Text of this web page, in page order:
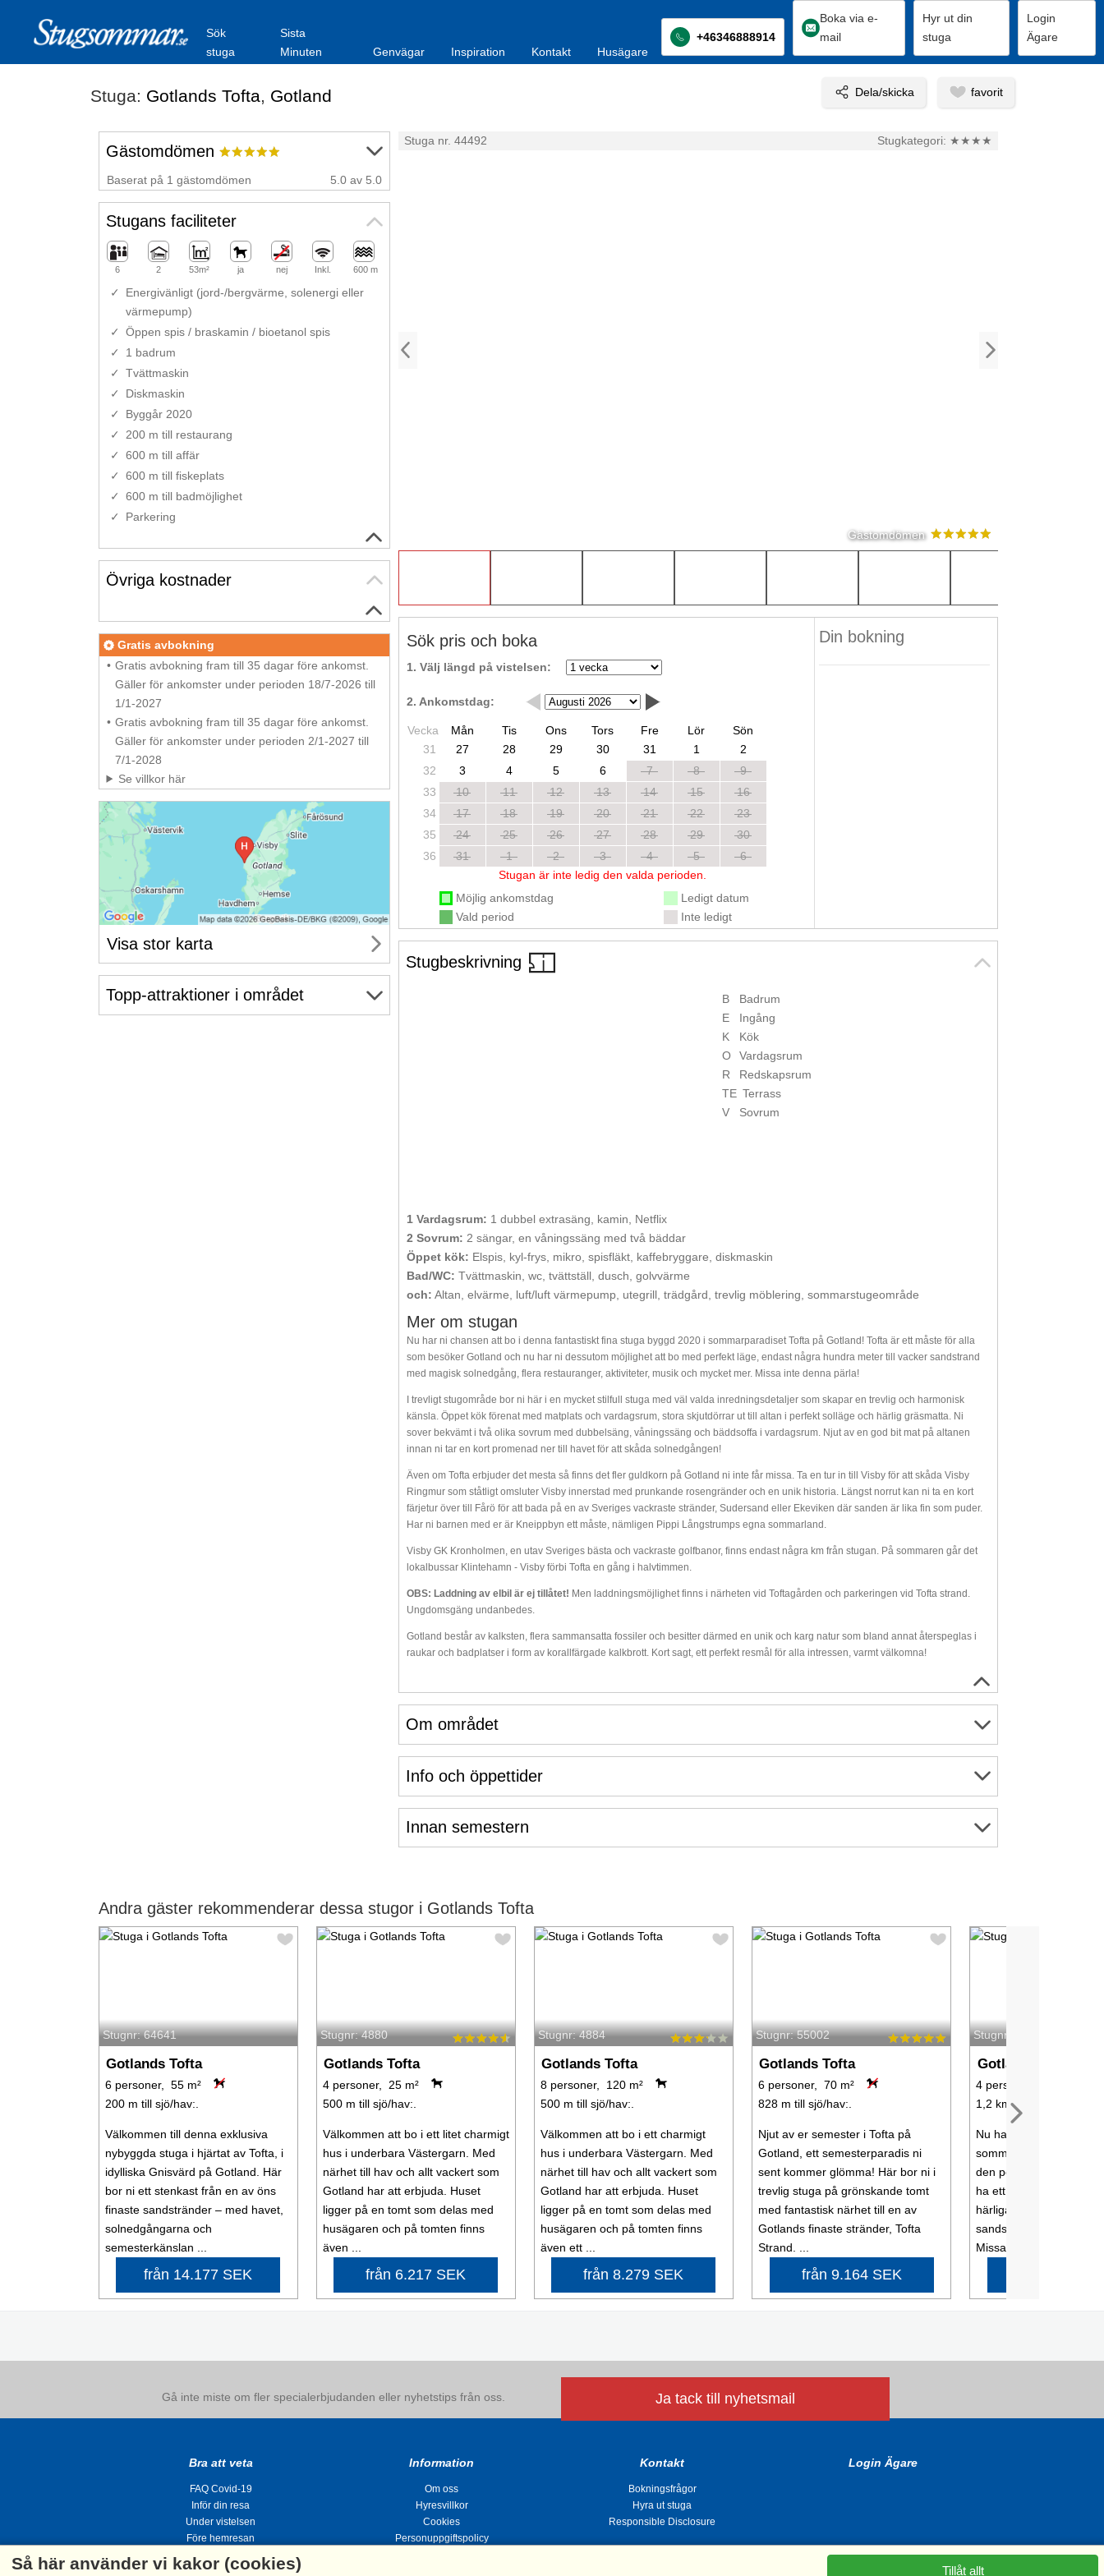
Sök
stuga
Sista
Minuten
Genvägar Inspiration Kontakt Husägare
+46346888914
Boka via e-
mail
Hyr ut din
stuga
Login
Ägare
Stuga: Gotlands Tofta, Gotland
Stuga nr. 44492 Stugkategori: ★★★★
Gästomdömen
Sök pris och boka
1. Välj längd på vistelsen:
2. Ankomstdag:
Vecka Mån Tis Ons Tors Fre Lör
Sön
31
27 28 29 30 31 1
2
32
3 4 5 6 7 8
9
33
10 11 12 13 14 15
16
34
17 18 19 20 21 22
23
35
24 25 26 27 28 29
30
36
31 1 2 3 4 5
6
Stugan är inte ledig den valda perioden.
Möjlig ankomstdag
Vald period
Ledigt datum
Inte ledigt
Din bokning
Stugbeskrivning
B
Badrum
E
Ingång
K
Kök
O
Vardagsrum
R
Redskapsrum
TE Terrass
V
Sovrum
1 Vardagsrum: 1 dubbel extrasäng, kamin, Netflix
2 Sovrum: 2 sängar, en våningssäng med två bäddar
Öppet kök: Elspis, kyl-frys, mikro, spisfläkt, kaffebryggare, diskmaskin
Bad/WC: Tvättmaskin, wc, tvättställ, dusch, golvvärme
och: Altan, elvärme, luft/luft värmepump, utegrill, trädgård, trevlig möblering, sommarstugeområde
Mer om stugan
Nu har ni chansen att bo i denna fantastiskt fina stuga byggd 2020 i sommarparadiset Tofta på Gotland! Tofta är ett måste för alla
som besöker Gotland och nu har ni dessutom möjlighet att bo med perfekt läge, endast några hundra meter till vacker sandstrand
med magisk solnedgång, flera restauranger, aktiviteter, musik och mycket mer. Missa inte denna pärla!
I trevligt stugområde bor ni här i en mycket stilfull stuga med väl valda inredningsdetaljer som skapar en trevlig och harmonisk
känsla. Öppet kök förenat med matplats och vardagsrum, stora skjutdörrar ut till altan i perfekt solläge och härlig gräsmatta. Ni
sover bekvämt i två olika sovrum med dubbelsäng, våningssäng och bäddsoffa i vardagsrum. Njut av en god bit mat på altanen
innan ni tar en kort promenad ner till havet för att skåda solnedgången!
Även om Tofta erbjuder det mesta så finns det fler guldkorn på Gotland ni inte får missa. Ta en tur in till Visby för att skåda Visby
Ringmur som ståtligt omsluter Visby innerstad med prunkande rosengränder och en unik historia. Längst norrut kan ni ta en kort
färjetur över till Fårö för att bada på en av Sveriges vackraste stränder, Sudersand eller Ekeviken där sanden är lika fin som puder.
Har ni barnen med er är Kneippbyn ett måste, nämligen Pippi Långstrumps egna sommarland.
Visby GK Kronholmen, en utav Sveriges bästa och vackraste golfbanor, finns endast några km från stugan. På sommaren går det
lokalbussar Klintehamn - Visby förbi Tofta en gång i halvtimmen.
OBS: Laddning av elbil är ej tillåtet! Men laddningsmöjlighet finns i närheten vid Toftagården och parkeringen vid Tofta strand.
Ungdomsgäng undanbedes.
Gotland består av kalksten, flera sammansatta fossiler och besitter därmed en unik och karg natur som bland annat återspeglas i
raukar och badplatser i form av korallfärgade kalkbrott. Kort sagt, ett perfekt resmål för alla intressen, varmt välkomna!
Om området
Info och öppettider
Innan semestern
Gästomdömen
Baserat på 1 gästomdömen 5.0 av 5.0
Stugans faciliteter
6 2 53m² ja nej Inkl. 600 m
Energivänligt (jord-/bergvärme, solenergi eller
värmepump)
Öppen spis / braskamin / bioetanol spis
1 badrum
Tvättmaskin
Diskmaskin
Byggår 2020
200 m till restaurang
600 m till affär
600 m till fiskeplats
600 m till badmöjlighet
Parkering
Övriga kostnader
Gratis avbokning
Gratis avbokning fram till 35 dagar före ankomst.
Gäller för ankomster under perioden 18/7-2026 till
1/1-2027
Gratis avbokning fram till 35 dagar före ankomst.
Gäller för ankomster under perioden 2/1-2027 till
7/1-2028
Se villkor här
Visa stor karta
Topp-attraktioner i området
Andra gäster rekommenderar dessa stugor i Gotlands Tofta
Stugnr: 64641
Gotlands Tofta
6 personer, 55 m²
200 m till sjö/hav:.
Välkommen till denna exklusiva
nybyggda stuga i hjärtat av Tofta, i
idylliska Gnisvärd på Gotland. Här
bor ni ett stenkast från en av öns
finaste sandstränder – med havet,
solnedgångarna och
semesterkänslan ...
från 14.177 SEK
Stugnr: 4880
Gotlands Tofta
4 personer, 25 m²
500 m till sjö/hav:.
Välkommen att bo i ett litet charmigt
hus i underbara Västergarn. Med
närhet till hav och allt vackert som
Gotland har att erbjuda. Huset
ligger på en tomt som delas med
husägaren och på tomten finns
även ...
från 6.217 SEK
Stugnr: 4884
Gotlands Tofta
8 personer, 120 m²
500 m till sjö/hav:.
Välkommen att bo i ett charmigt
hus i underbara Västergarn. Med
närhet till hav och allt vackert som
Gotland har att erbjuda. Huset
ligger på en tomt som delas med
husägaren och på tomten finns
även ett ...
från 8.279 SEK
Stugnr: 55002
Gotlands Tofta
6 personer, 70 m²
828 m till sjö/hav:.
Njut av er semester i Tofta på
Gotland, ett semesterparadis ni
sent kommer glömma! Här bor ni i
trevlig stuga på grönskande tomt
med fantastisk närhet till en av
Gotlands finaste stränder, Tofta
Strand. ...
från 9.164 SEK
Stugnr: 66059
Gotlands Tofta
4 personer, 99 m²
1,2 km till sjö/hav:.
Nu har ni chansen att
sommarparadiset Tofta
den perfekta platsen för
ha ett stenkast till
härliga solsängar och
sandstrand för
Missa inte ...
Gå inte miste om fler specialerbjudanden eller nyhetstips från oss. Ja tack till nyhetsmail
Bra att veta
FAQ Covid-19
Inför din resa
Under vistelsen
Före hemresan
Information
Om oss
Hyresvillkor
Cookies
Personuppgiftspolicy
Kontakt
Bokningsfrågor
Hyra ut stuga
Responsible Disclosure
Login Ägare
Så här använder vi kakor (cookies) Tillåt allt